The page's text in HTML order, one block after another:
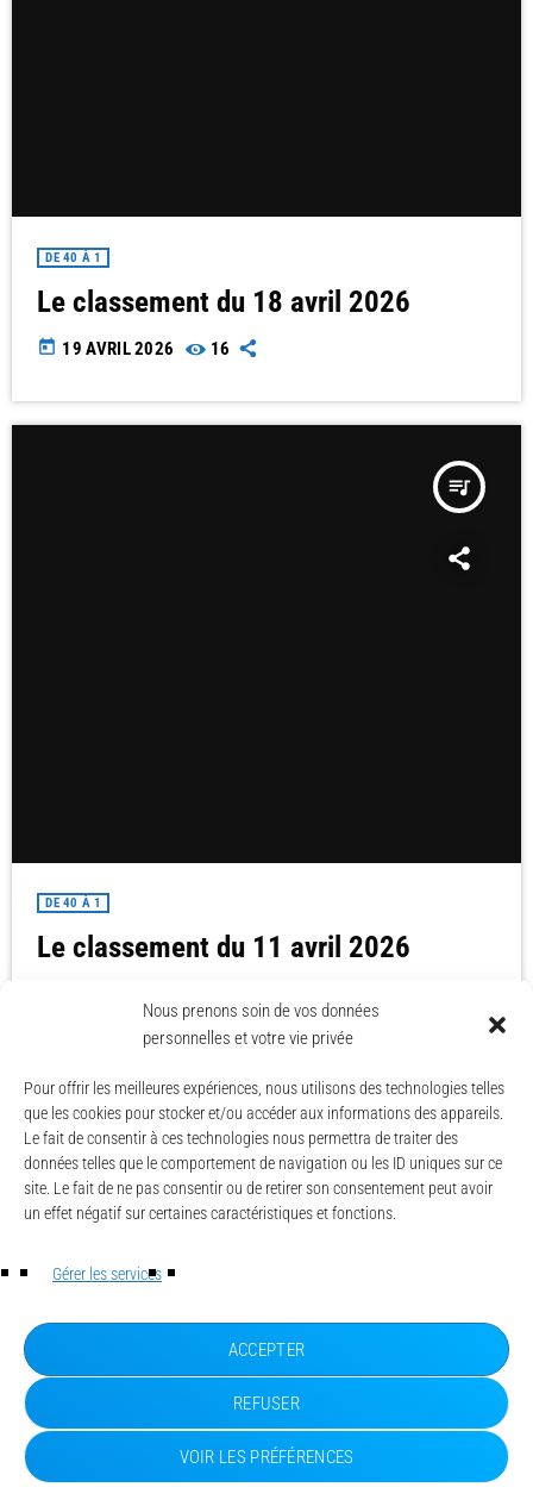
Nous prenons soin de vos données
personnelles et votre vie privée
Pour offrir les meilleures expériences, nous utilisons des technologies telles
que les cookies pour stocker et/ou accéder aux informations des appareils.
Le fait de consentir à ces technologies nous permettra de traiter des
données telles que le comportement de navigation ou les ID uniques sur ce
site. Le fait de ne pas consentir ou de retirer son consentement peut avoir
un effet négatif sur certaines caractéristiques et fonctions.
Gérer les services
ACCEPTER
REFUSER
VOIR LES PRÉFÉRENCES
DE 40 À 1
Le classement du 18 avril 2026
today 19 AVRIL 2026 16
queue_music
DE 40 À 1
Le classement du 11 avril 2026
SUIVANT navigate_next
© CAESE - 2024/2026
LA UNE
ACTUALITÉS
POLITIQUE DE CONFIDENTIALITÉ
POLITIQUE DE COOKIES (UE)